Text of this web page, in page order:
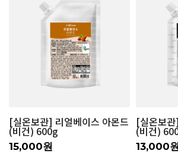
[실온보관] 리얼베이스 아몬드
(비건) 600g
15,000원
[실온보
(비건)
13,000원